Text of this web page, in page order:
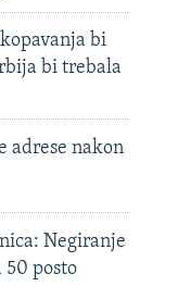
bi
bi trebala
adrese nakon
Negiranje
50 posto